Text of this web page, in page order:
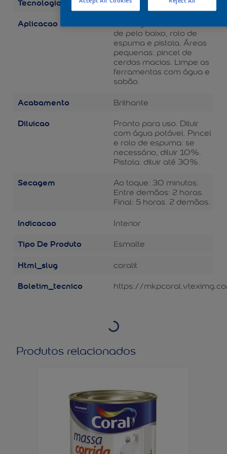
Balance
Aplicacao
de pelo baixo, rolo de
espuma e pistola. Áreas
pequenas: pincel de
cerdas macias. Limpe as
ferramentas com água e
sabão.
Acabamento Brilhante
Diluicao
Pronto para uso. Diluir
com água potável. Pincel
e rolo de espuma: se
necessário, diluir 10%.
Pistola: diluir até 30%.
Secagem
Ao toque: 30 minutos.
Entre demãos: 2 horas.
Final: 5 horas. 2 demãos.
Indicacao Interior
Tipo De Produto Esmalte
Html_slug coralit
Boletim_tecnico https://
Produtos relacionados